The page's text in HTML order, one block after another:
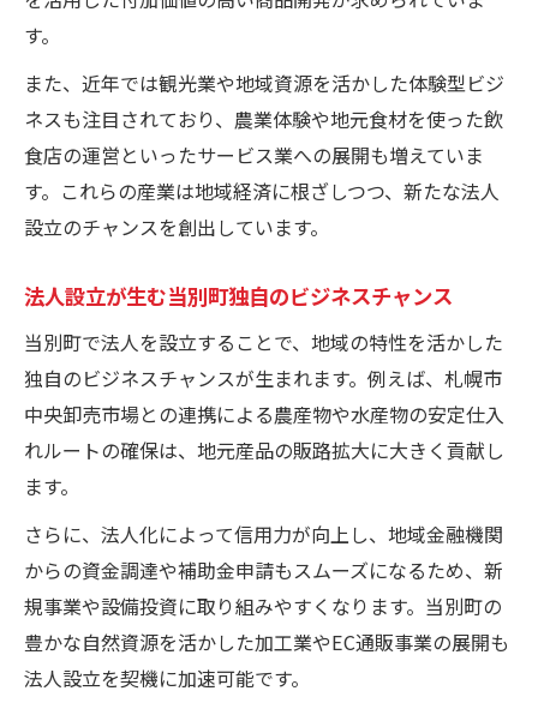
す。
また、近年では観光業や地域資源を活かした体験型ビジ
ネスも注目されており、農業体験や地元食材を使った飲
食店の運営といったサービス業への展開も増えていま
す。これらの産業は地域経済に根ざしつつ、新たな法人
設立のチャンスを創出しています。
法人設立が生む当別町独自のビジネスチャンス
当別町で法人を設立することで、地域の特性を活かした
独自のビジネスチャンスが生まれます。例えば、札幌市
中央卸売市場との連携による農産物や水産物の安定仕入
れルートの確保は、地元産品の販路拡大に大きく貢献し
ます。
さらに、法人化によって信用力が向上し、地域金融機関
からの資金調達や補助金申請もスムーズになるため、新
規事業や設備投資に取り組みやすくなります。当別町の
豊かな自然資源を活かした加工業やEC通販事業の展開も
法人設立を契機に加速可能です。